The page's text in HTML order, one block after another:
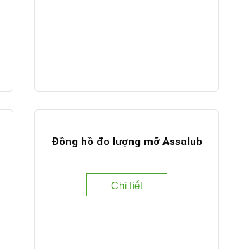
Đồng hồ đo lượng mỡ Assalub
Chi tiết